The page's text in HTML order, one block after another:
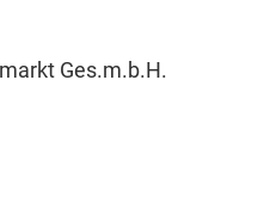
Ges.m.b.H.